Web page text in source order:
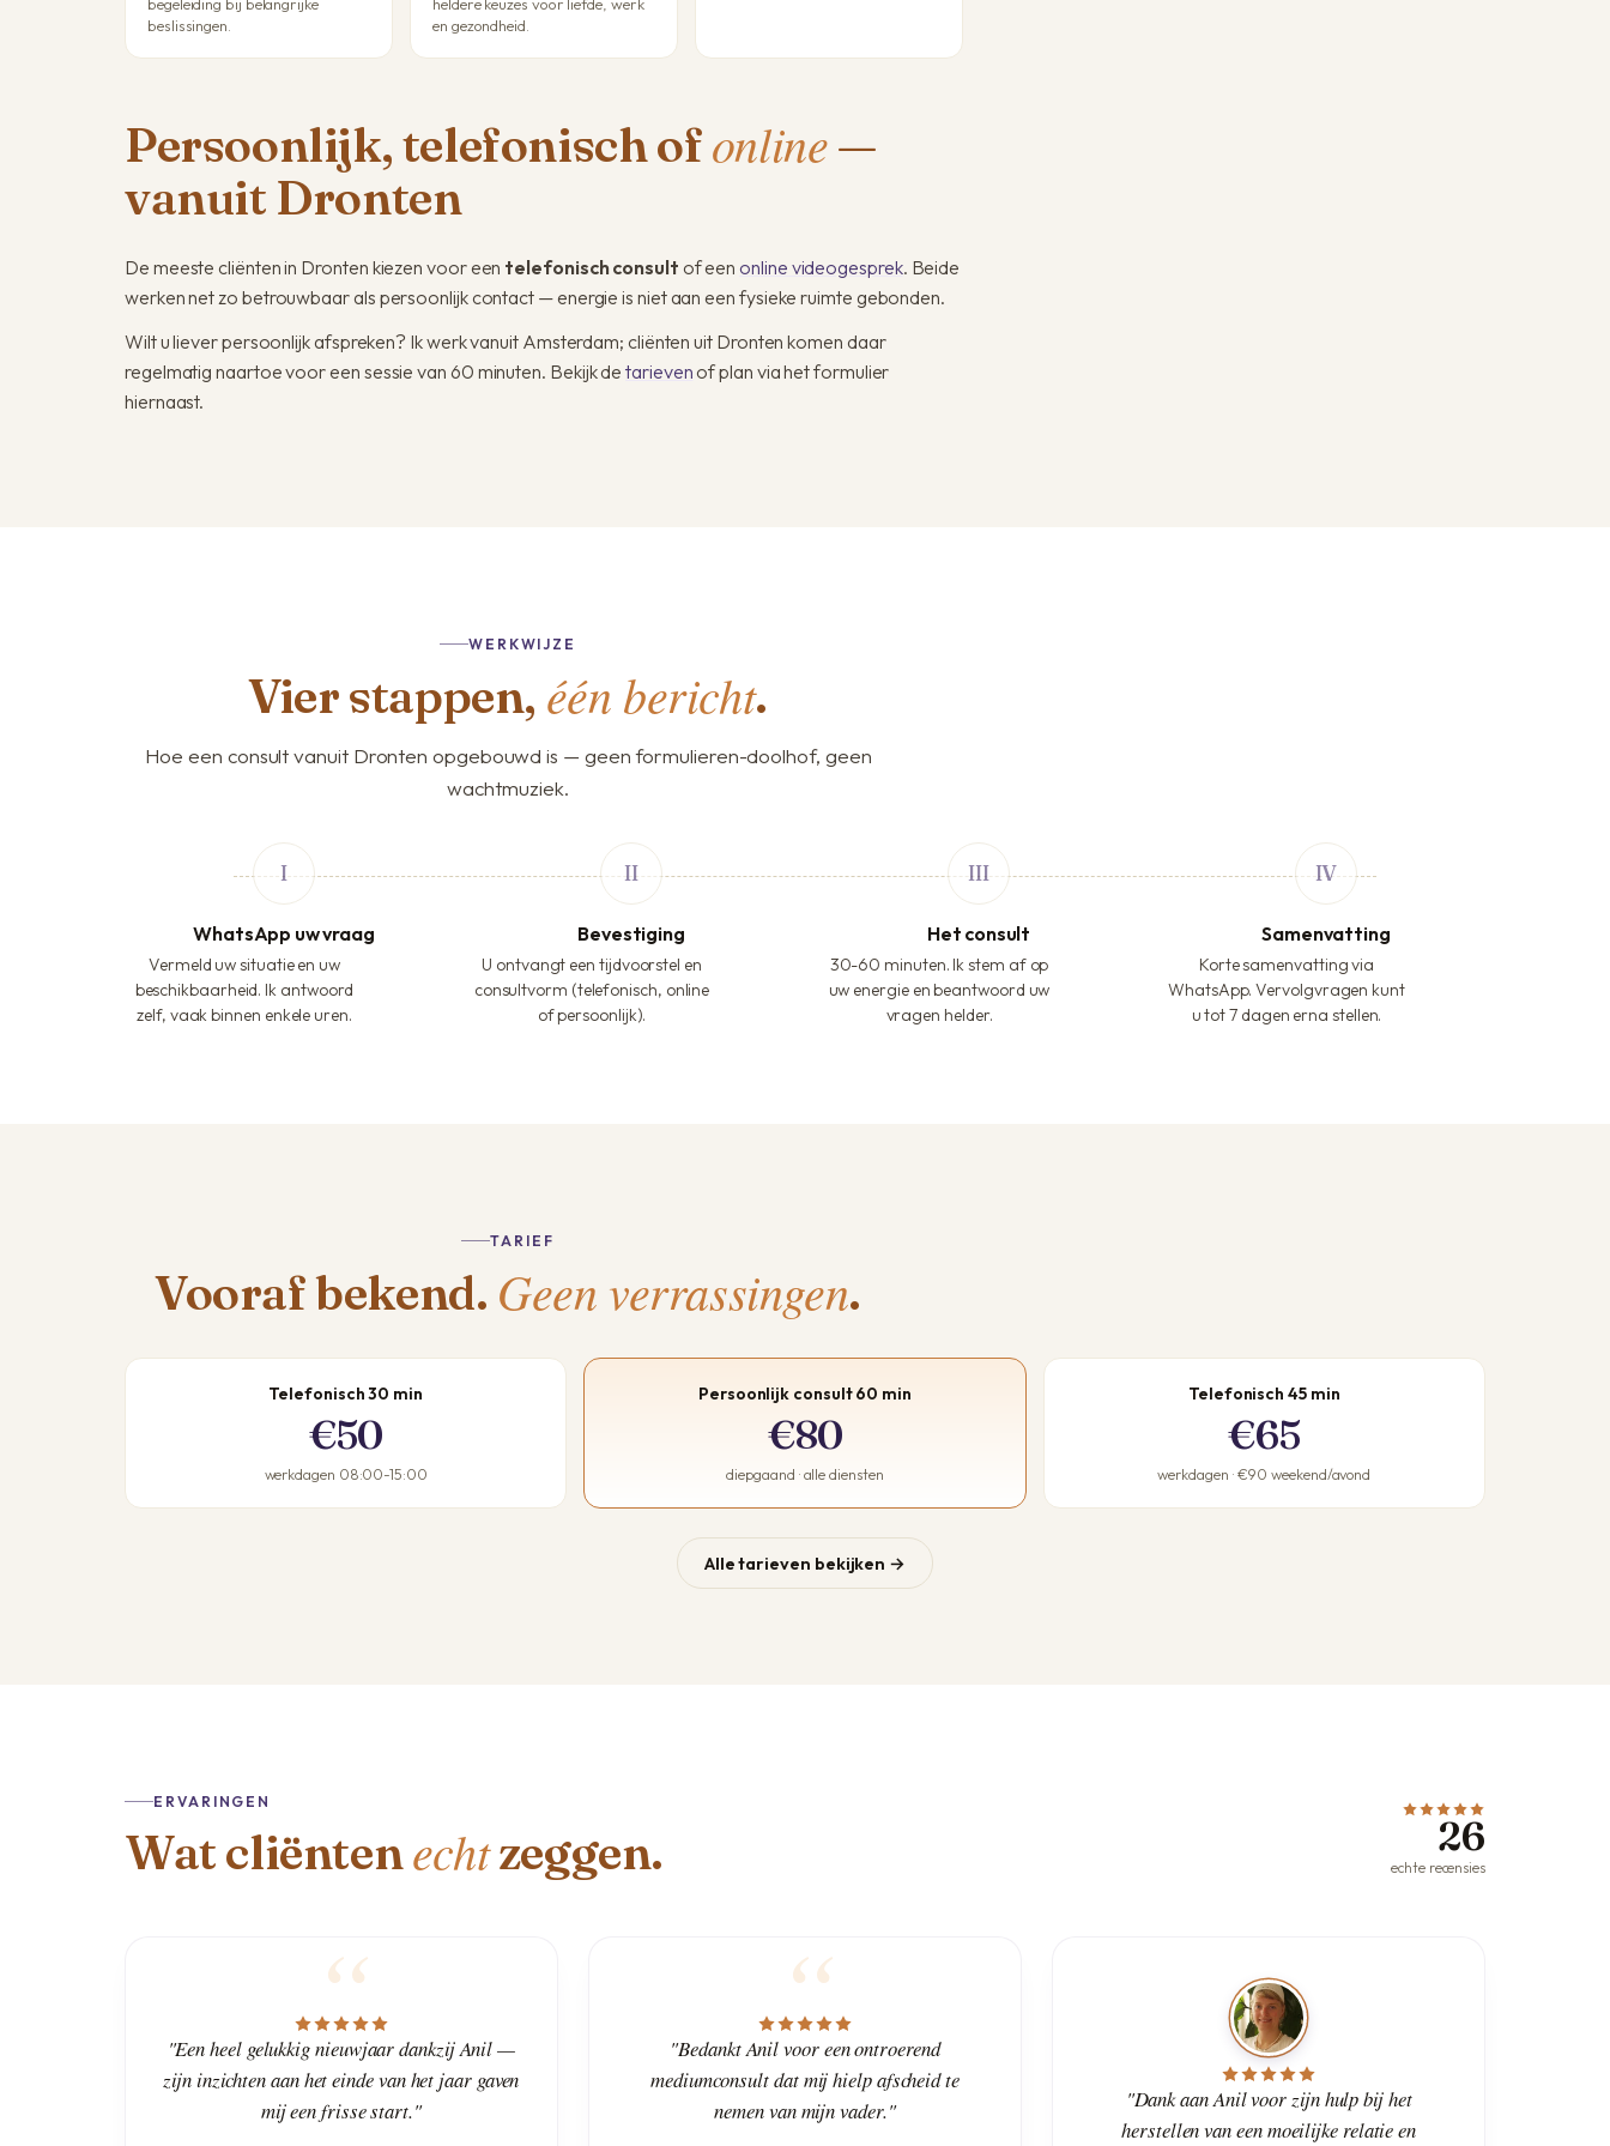
begeleiding bij belangrijke
beslissingen.
heldere keuzes voor liefde, werk
en gezondheid.
Persoonlijk, telefonisch ofonline—
vanuit Dronten
De meeste cliënten in Dronten kiezen voor een telefonisch consult of een online videogesprek. Beide
werken net zo betrouwbaar als persoonlijk contact — energie is niet aan een fysieke ruimte gebonden.
Wilt u liever persoonlijk afspreken? Ik werk vanuit Amsterdam; cliënten uit Dronten komen daar
regelmatig naartoe voor een sessie van 60 minuten. Bekijk detarieven of plan via het formulier
hiernaast.
WERKWIJZE
Vier stappen, één bericht.
Hoe een consult vanuit Dronten opgebouwd is — geen formulieren-doolhof, geen
wachtmuziek.
WhatsApp uw vraag
Vermeld uw situatie en uw
beschikbaarheid. Ik antwoord
zelf, vaak binnen enkele uren.
Bevestiging
U ontvangt een tijdvoorstel en
consultvorm (telefonisch, online
of persoonlijk).
Het consult
30-60 minuten. Ik stem af op
uw energie en beantwoord uw
vragen helder.
Samenvatting
Korte samenvatting via
WhatsApp. Vervolgvragen kunt
u tot 7 dagen erna stellen.
TARIEF
Vooraf bekend. Geen verrassingen.
Telefonisch 30 min
€50
werkdagen 08:00-15:00
Persoonlijk consult 60 min
€80
diepgaand · alle diensten
Telefonisch 45 min
€65
werkdagen · €90 weekend/avond
Alle tarieven bekijken →
ERVARINGEN
Wat cliëntenechtzeggen. 26
echte recensies
"Een heel gelukkig nieuwjaar dankzij Anil —
zijn inzichten aan het einde van het jaar gaven
mij een frisse start."
"Bedankt Anil voor een ontroerend
mediumconsult dat mij hielp afscheid te
nemen van mijn vader."
"Dank aan Anil voor zijn hulp bij het
herstellen van een moeilijke relatie en